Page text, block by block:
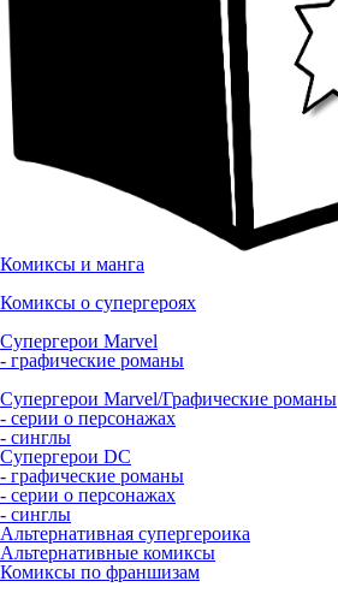
Комиксы и манга
Комиксы о супергероях
Супергерои Marvel
- графические романы
Супергерои Marvel/Графические романы
- серии о персонажах
- синглы
Супергерои DC
- графические романы
- серии о персонажах
- синглы
Альтернативная супергероика
Альтернативные комиксы
Комиксы по франшизам